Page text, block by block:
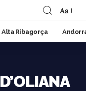
Aa
Alta Ribagorça